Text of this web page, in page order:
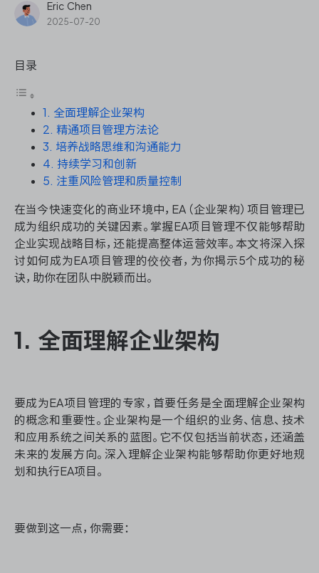
测试管理
研发效能管理
资源和工时管理
服务台和工单管理
ASPICE 研发管理
ONES 资讯
Eric Chen
2025-07-20
目录
1. 全面理解企业架构
2. 精通项目管理方法论
3. 培养战略思维和沟通能力
4. 持续学习和创新
5. 注重风险管理和质量控制
在当今快速变化的商业环境中，EA（企业架构）项目管理已
成为组织成功的关键因素。掌握EA项目管理不仅能够帮助
企业实现战略目标，还能提高整体运营效率。本文将深入探
讨如何成为EA项目管理的佼佼者，为你揭示5个成功的秘
诀，助你在团队中脱颖而出。
1. 全面理解企业架构
要成为EA项目管理的专家，首要任务是全面理解企业架构
的概念和重要性。企业架构是一个组织的业务、信息、技术
和应用系统之间关系的蓝图。它不仅包括当前状态，还涵盖
未来的发展方向。深入理解企业架构能够帮助你更好地规
划和执行EA项目。
要做到这一点，你需要：